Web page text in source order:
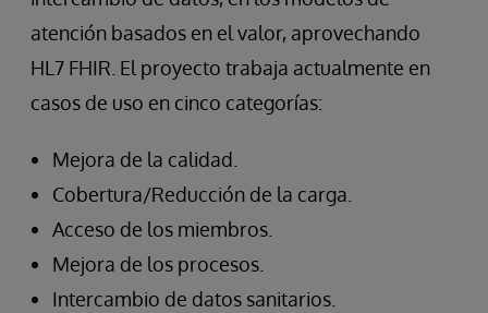
atención basados en el valor, aprovechando
HL7 FHIR. El proyecto trabaja actualmente en
casos de uso en cinco categorías:
Mejora de la calidad.
Cobertura/Reducción de la carga.
Acceso de los miembros.
Mejora de los procesos.
Intercambio de datos sanitarios.